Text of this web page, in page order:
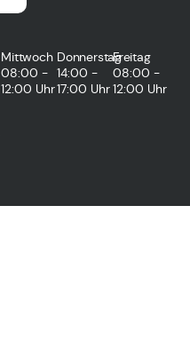
Mittwoch
08:00 -
12:00 Uhr
Donnerstag
14:00 -
17:00 Uhr
Freitag
08:00 -
12:00 Uhr